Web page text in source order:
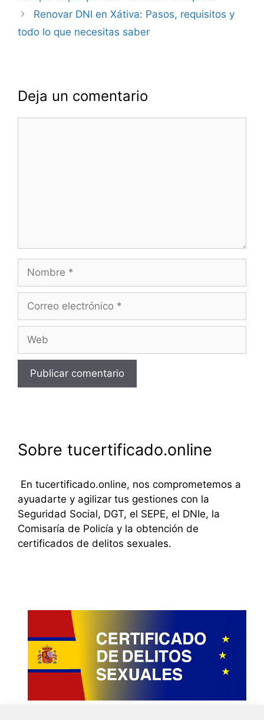
entradas
Renovar DNI en Xátiva: Pasos, requisitos y
todo lo que necesitas saber
Deja un comentario
Nombre
Correo
Web
Sobre tucertificado.online
En tucertificado.online, nos comprometemos a
ayuadarte y agilizar tus gestiones con la
Seguridad Social, DGT, el SEPE, el DNIe, la
Comisaría de Policía y la obtención de
certificados de delitos sexuales.